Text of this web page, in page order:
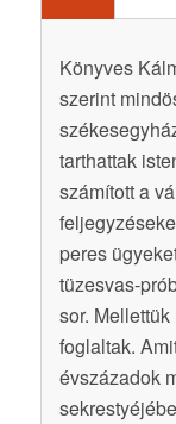
Könyves
szerint
tarthattak
számított a
peres
tüzesvas-
sor.
foglaltak.
évszázadok